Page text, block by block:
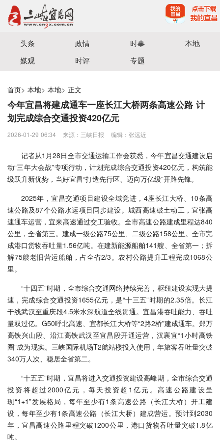
宜昌三峡融媒体中心主办
头条 政情 时事
本地
媒观
时评 专题
首页> 本地> 本地> 正文
今年宜昌将建成通车一座长江大桥两条高速公路 计
划完成综合交通投资420亿元
2026-01-29 06:34 来源：三峡日报 编辑：张远近
记者从1月28日全市交通运输工作会获悉，今年宜昌交通建设启
动“三年大会战”专项行动，计划完成综合交通投资420亿元，构筑能
级跃升新优势，当好宜昌“打造先行区、迈向万亿级”开路先锋。
2025年，宜昌交通项目建设全域竞进，4座长江大桥、10条高
速公路及87个公路水运项目同步建设。城西高速破土动工，宜张高
速通车运营，宜来高速通过交工验收。全市高速公路建成里程达840
公里，全省第三。建成一级公路75公里、二级公路158公里。全市完
成港口货物吞吐量1.56亿吨。在建新能源船舶141艘、全省第一；拆
解75艘老旧营运船舶，占全省2/3。农村公路提升工程完成1068公
里。
“十四五”时期，全市综合交通网络持续完善，枢纽建设实现大提
速，完成综合交通投资1655亿元，是“十三五”时期的2.35倍。长江
干线武汉至重庆段4.5米水深航道全线贯通。宜昌港吞吐能力、吞吐
量双过亿。G50呼北高速、宜都长江大桥等“2路2桥”建成通车。郑万
高铁兴山段、沿江高铁武汉至宜昌段开通运营，汉襄宜“1小时高铁
圈”成为现实。三峡国际机场T2航站楼投入使用，年旅客吞吐量突破
340万人次、稳居全省第二。
“十五五”时期，宜昌将进入交通投资建设高峰期，全市综合交通
投资将超过2000亿元，每天投资超1亿元。高速公路建设呈
现“1+1”发展格局，每年至少有1条高速公路（长江大桥）开工建
设，每年至少有1条高速公路（长江大桥）建成营运。预计到2030
年，宜昌高速公路里程突破1200公里，港口货物吞吐量突破1.8亿
吨。